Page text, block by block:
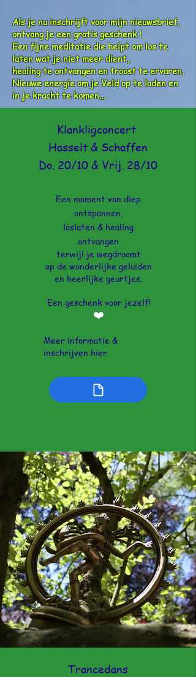
Als je nu inschrijft voor mijn nieuwsbrief,
ontvang je een gratis geschenk !
Een fijne meditatie die helpt om los te
laten wat je niet meer dient,
healing te ontvangen en troost te ervaren.
Nieuwe energie om je Veld op te laden en
in je kracht te komen...
Klankligconcert
Hasselt & Schaffen
Do. 20/10 & Vrij. 28/10
Een moment van diep
ontspannen,
loslaten & healing
ontvangen
terwijl je wegdroomt
op de wonderlijke geluiden
en heerlijke geurtjes.
Een geschenk voor jezelf!
❤️
Meer informatie &
inschrijven hier
Trancedans